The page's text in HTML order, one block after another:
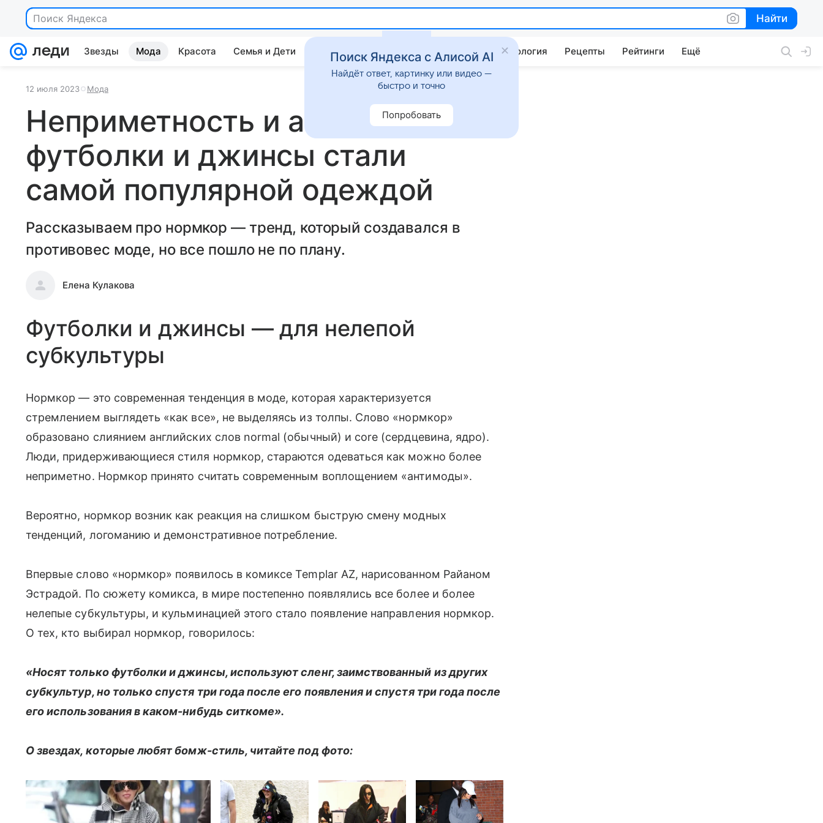
Поиск Яндекса Найти
Найти
Звезды Мода Красота Семья и Дети Дом Гороскопы Стиль жизни Психология Рецепты Рейтинги Ещё
12 июля 2023 Мода
Неприметность и антимода:
футболки и джинсы стали
самой популярной одеждой
Рассказываем про нормкор — тренд, который создавался в
противовес моде, но все пошло не по плану.
Елена Кулакова
Футболки и джинсы — для нелепой
субкультуры
Нормкор — это современная тенденция в моде, которая характеризуется
стремлением выглядеть «как все», не выделяясь из толпы. Слово «нормкор»
образовано слиянием английских слов normal (обычный) и core (сердцевина, ядро).
Люди, придерживающиеся стиля нормкор, стараются одеваться как можно более
неприметно. Нормкор принято считать современным воплощением «антимоды».
Вероятно, нормкор возник как реакция на слишком быструю смену модных
тенденций, логоманию и демонстративное потребление.
Впервые слово «нормкор» появилось в комиксе Templar AZ, нарисованном Райаном
Эстрадой. По сюжету комикса, в мире постепенно появлялись все более и более
нелепые субкультуры, и кульминацией этого стало появление направления нормкор.
О тех, кто выбирал нормкор, говорилось:
«Носят только футболки и джинсы, используют сленг, заимствованный из других
субкультур, но только спустя три года после его появления и спустя три года после
его использования в каком-нибудь ситкоме».
О звездах, которые любят бомж-стиль, читайте под фото:
Поиск Яндекса с Алисой AI
Найдёт ответ, картинку или видео —
быстро и точно
Попробовать